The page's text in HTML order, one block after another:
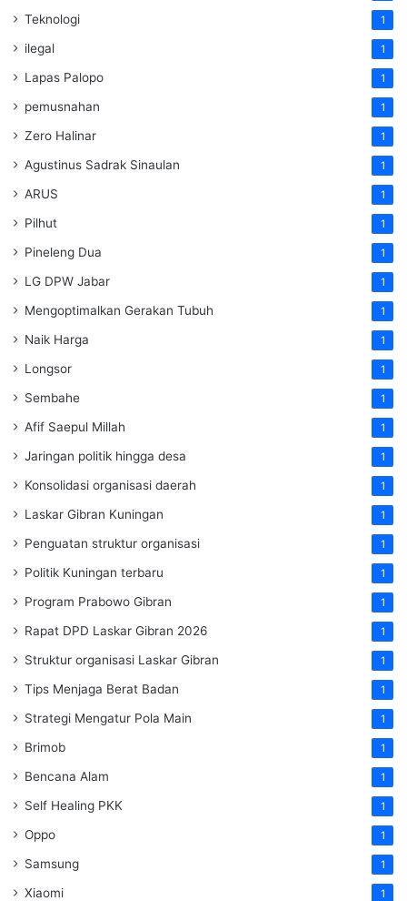
Teknologi 1
ilegal 1
Lapas Palopo 1
pemusnahan 1
Zero Halinar 1
Agustinus Sadrak Sinaulan 1
ARUS 1
Pilhut 1
Pineleng Dua 1
LG DPW Jabar 1
Mengoptimalkan Gerakan Tubuh 1
Naik Harga 1
Longsor 1
Sembahe 1
Afif Saepul Millah 1
Jaringan politik hingga desa 1
Konsolidasi organisasi daerah 1
Laskar Gibran Kuningan 1
Penguatan struktur organisasi 1
Politik Kuningan terbaru 1
Program Prabowo Gibran 1
Rapat DPD Laskar Gibran 2026 1
Struktur organisasi Laskar Gibran 1
Tips Menjaga Berat Badan 1
Strategi Mengatur Pola Main 1
Brimob 1
Bencana Alam 1
Self Healing PKK 1
Oppo 1
Samsung 1
Xiaomi 1